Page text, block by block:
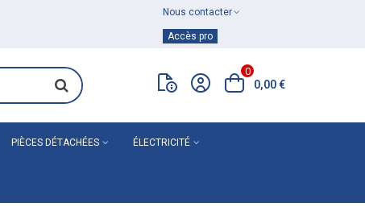
Nous contacter
Accès pro
0
0,00 €
PIÈCES DÉTACHÉES ÉLECTRICITÉ